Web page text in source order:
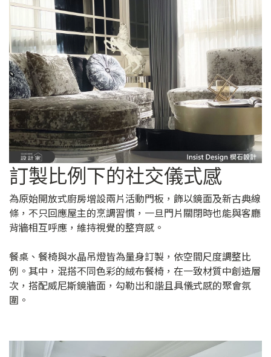
訂製比例下的社交儀式感
為原始開放式廚房增設兩片活動門板，飾以鏡面及新古典線
條，不只回應屋主的烹調習慣，一旦門片關閉時也能與客廳
背牆相互呼應，維持視覺的整齊感。
餐桌、餐椅與水晶吊燈皆為量身訂製，依空間尺度調整比
例。其中，混搭不同色彩的絨布餐椅，在一致材質中創造層
次，搭配威尼斯鏡牆面，勾勒出和諧且具儀式感的聚會氛
圍。